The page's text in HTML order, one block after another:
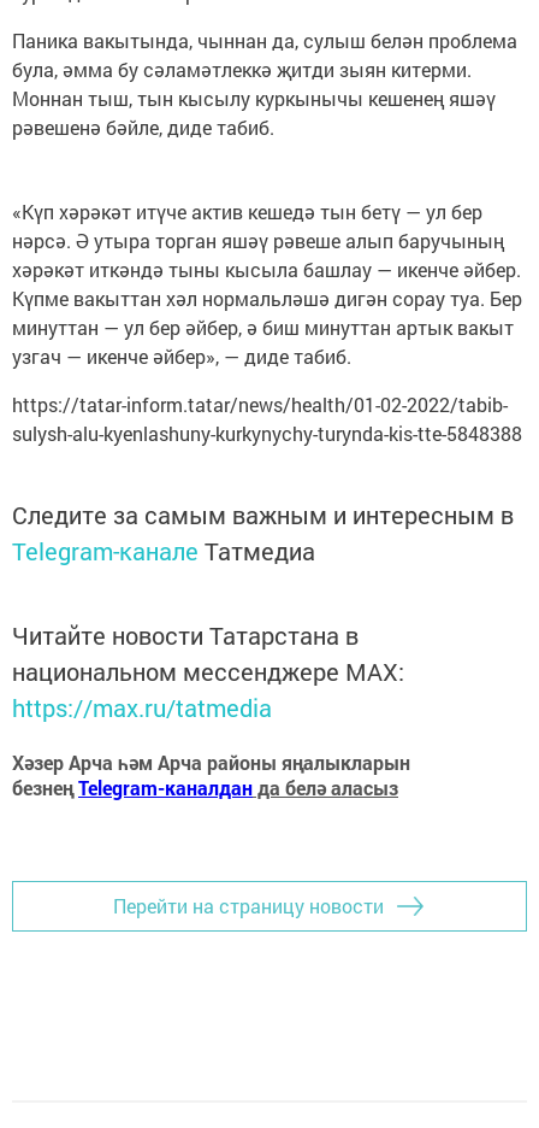
Паника вакытында, чыннан да, сулыш белән проблема
була, әмма бу сәламәтлеккә җитди зыян китерми.
Моннан тыш, тын кысылу куркынычы кешенең яшәү
рәвешенә бәйле, диде табиб.
«Күп хәрәкәт итүче актив кешедә тын бетү — ул бер
нәрсә. Ә утыра торган яшәү рәвеше алып баручының
хәрәкәт иткәндә тыны кысыла башлау — икенче әйбер.
Күпме вакыттан хәл нормальләшә дигән сорау туа. Бер
минуттан — ул бер әйбер, ә биш минуттан артык вакыт
узгач — икенче әйбер», — диде табиб.
https://tatar-inform.tatar/news/health/01-02-2022/tabib-
sulysh-alu-kyenlashuny-kurkynychy-turynda-kis-tte-5848388
Следите за самым важным и интересным в
Telegram-канале Татмедиа
Читайте новости Татарстана в
национальном мессенджере MАХ:
https://max.ru/tatmedia
Хәзер Арча һәм Арча районы яңалыкларын
безнеңTelegram-каналданда белә аласыз
Перейти на страницу новости